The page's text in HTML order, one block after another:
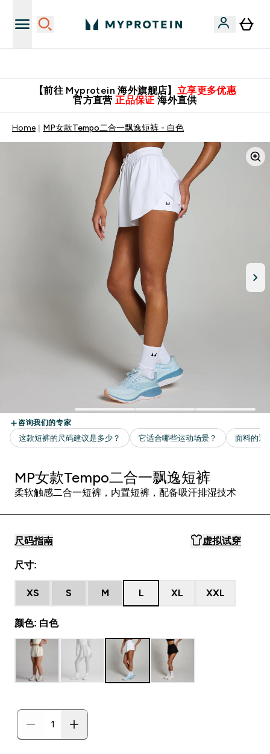
【前往 Myprotein 海外旗舰店】 立享更多优惠
官方直营 正品保证 海外直供
Home MP女款Tempo二合一飘逸短裤 - 白色
MP女款Tempo二合一飘逸短裤
柔软触感二合一短裤，内置短裤，配备吸汗排湿技术
尺码指南 虚拟试穿
尺寸:
XS S M L XL XXL
颜色: 白色